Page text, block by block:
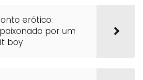
erótico:
por um
boy